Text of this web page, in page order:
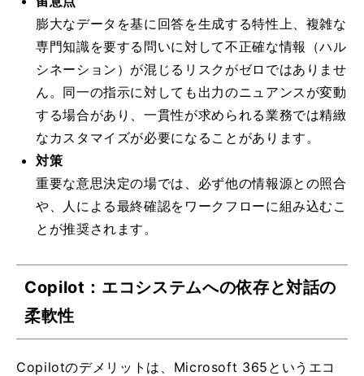
膨大なデータを基に回答を生成する特性上、複雑な
専門知識を要する問いに対して不正確な情報（ハル
シネーション）が混じるリスクがゼロではありませ
ん。同一の指示に対しても出力のニュアンスが変動
する場合があり、一貫性が求められる業務では精緻
なカスタマイズが必要になることがあります。
対策
重要な意思決定の場では、必ず他の情報源との照合
や、人による最終確認をワークフローに組み込むこ
とが推奨されます。
Copilot：エコシステムへの依存と対話の
柔軟性
Copilotのデメリットは、Microsoft 365というエコ